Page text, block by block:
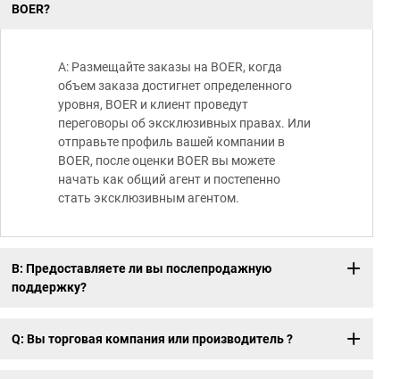
BOER?
A: Размещайте заказы на BOER, когда
объем заказа достигнет определенного
уровня, BOER и клиент проведут
переговоры об эксклюзивных правах. Или
отправьте профиль вашей компании в
BOER, после оценки BOER вы можете
начать как общий агент и постепенно
стать эксклюзивным агентом.
В: Предоставляете ли вы послепродажную
поддержку?
Q: Вы торговая компания или производитель ?